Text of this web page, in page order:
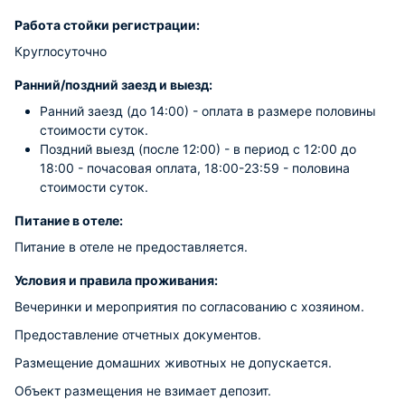
Работа стойки регистрации:
Круглосуточно
Ранний/поздний заезд и выезд:
Ранний заезд (до 14:00) - оплата в размере половины
стоимости суток.
Поздний выезд (после 12:00) - в период с 12:00 до
18:00 - почасовая оплата, 18:00-23:59 - половина
стоимости суток.
Питание в отеле:
Питание в отеле не предоставляется.
Условия и правила проживания:
Вечеринки и мероприятия по согласованию с хозяином.
Предоставление отчетных документов.
Размещение домашних животных не допускается.
Объект размещения не взимает депозит.